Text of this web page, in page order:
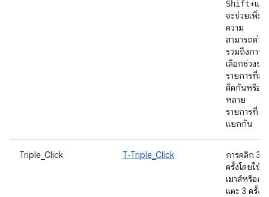
Shift+แตะ
จะช่วยเพิ่ม
ความ
สามารถต่าง
รวมถึงการ
เลือกช่วงขอ
รายการที่อยู่
ติดกันหรือ
หลาย
รายการที่
แยกกัน
Triple_Click T-Triple_Click
การคลิก 3
ครั้งโดยใช้
เมาส์หรือกา
แตะ 3 ครั้ง